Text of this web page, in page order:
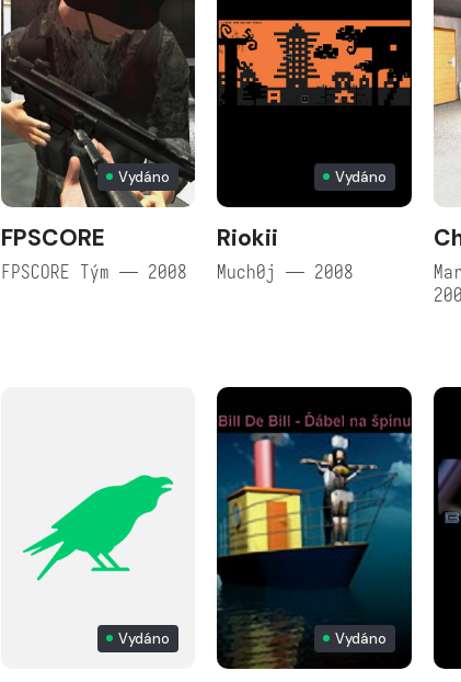
Vydáno
FPSCORE
FPSCORE Tým — 2008
Vydáno
Riokii
Much0j — 2008
Vydáno Vydáno